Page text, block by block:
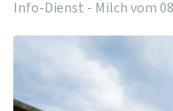
Info-Dienst - Milch vom08